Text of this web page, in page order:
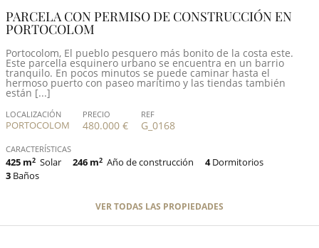
PARCELA CON PERMISO DE CONSTRUCCIÓN EN
PORTOCOLOM
Portocolom, El pueblo pesquero más bonito de la costa este.
Este parcella esquinero urbano se encuentra en un barrio
tranquilo. En pocos minutos se puede caminar hasta el
hermoso puerto con paseo marítimo y las tiendas también
están [...]
LOCALIZACIÓN
PORTOCOLOM
PRECIO
480.000 €
REF
G_0168
CARACTERÍSTICAS
425 m2 Solar 246 m2 Año de construcción 4Dormitorios
3 Baños
VER TODAS LAS PROPIEDADES